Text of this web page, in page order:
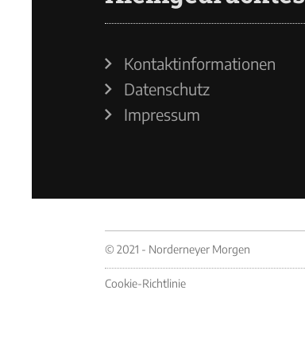
Kontaktinformationen
Datenschutz
Impressum
© 2021 - Norderneyer Morgen
Cookie-Richtlinie